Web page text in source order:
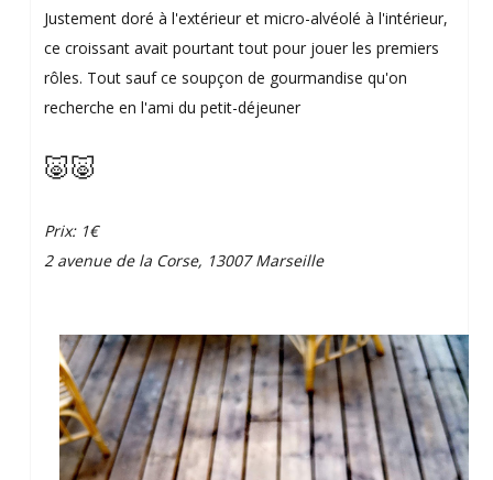
Justement doré à l'extérieur et micro-alvéolé à l'intérieur,
ce croissant avait pourtant tout pour jouer les premiers
rôles. Tout sauf ce soupçon de gourmandise qu'on
recherche en l'ami du petit-déjeuner
🐷🐷
Prix: 1€
2 avenue de la Corse, 13007 Marseille